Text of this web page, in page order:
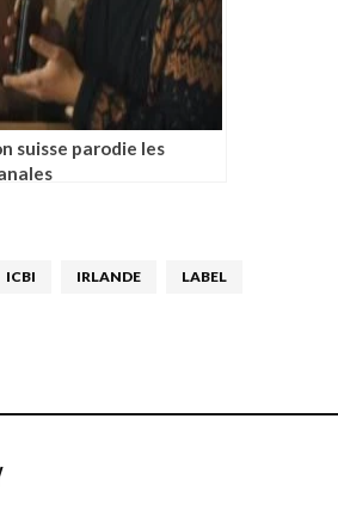
suisse parodie les
ICBI IRLANDE LABEL